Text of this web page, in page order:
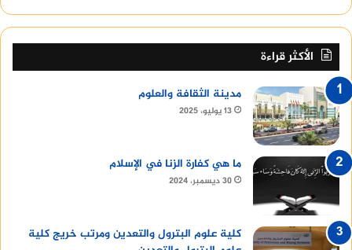
الأكثر قراءة
مدينة الثقافة والعلوم
13 يوليو، 2025
ما هي كفارة الزنا في الإسلام
30 ديسمبر، 2024
كلية علوم البترول والتعدين ومرتب خريج كلية